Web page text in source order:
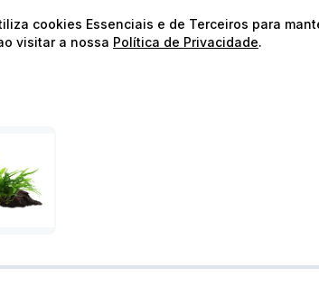
⭐️Envios
cookies Essenciais e de Terceiros para
visitar a nossa Política de Privacidade.